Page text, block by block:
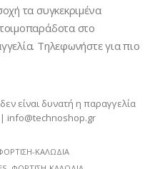
τα συγκεκριμένα
στο
Τηλεφωνήστε για πιο
είναι δυνατή η παραγγελία
| info@technoshop.gr
ΚΑΛΩΔΙΑ